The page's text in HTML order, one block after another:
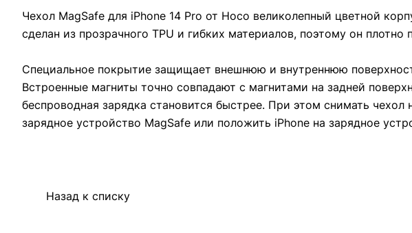
Чехол MagSafe для iPhone 14 Pro от Hoco великолепный цветной
сделан из прозрачного TPU и гибких материалов, поэтому он
Специальное покрытие защищает внешнюю и внутреннюю
Встроенные магниты точно совпадают с магнитами на задней
беспроводная зарядка становится быстрее. При этом снимать
зарядное устройство MagSafe или положить iPhone на зарядное
Назад к списку